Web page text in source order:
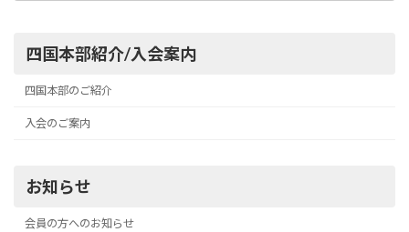
四国本部紹介/入会案内
四国本部のご紹介
入会のご案内
お知らせ
会員の方へのお知らせ